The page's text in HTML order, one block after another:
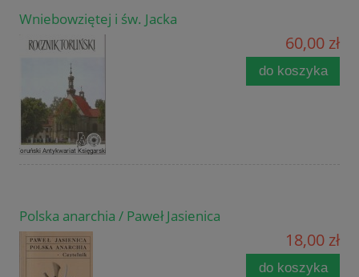
Wniebowziętej i św. Jacka
60,00 zł
do koszyka
Polska anarchia / Paweł Jasienica
18,00 zł
do koszyka